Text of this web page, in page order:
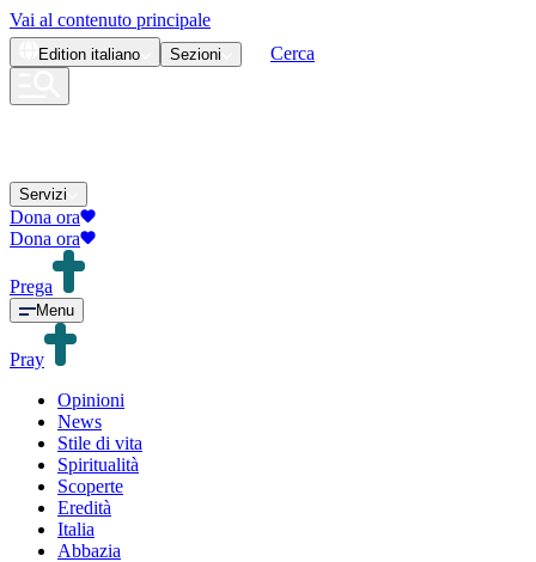
Vai al contenuto principale
Edition italiano Sezioni Cerca
Servizi
Dona ora
Dona ora
Prega
Menu
Pray
Opinioni
News
Stile di vita
Spiritualità
Scoperte
Eredità
Italia
Abbazia